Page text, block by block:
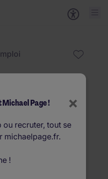
×
Michael Page !
ou recruter, tout se
michaelpage.fr.
!